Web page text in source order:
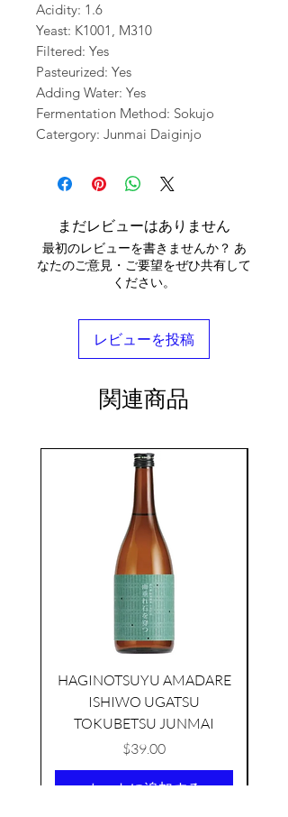
Acidity: 1.6
Yeast: K1001, M310
Filtered: Yes
Pasteurized: Yes
Adding Water: Yes
Fermentation Method: Sokujo
Catergory: Junmai Daiginjo
まだレビューはありません
最初のレビューを書きませんか？ あ
なたのご意見・ご要望をぜひ共有して
ください。
レビューを投稿
関連商品
HAGINOTSUYU AMADARE
ISHIWO UGATSU
TOKUBETSU JUNMAI
価格
$39.00
カートに追加する
AMABUKI SUNFLOWER
YEAST
few days ago